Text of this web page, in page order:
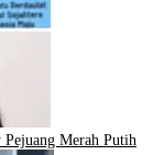
Pejuang Merah Putih